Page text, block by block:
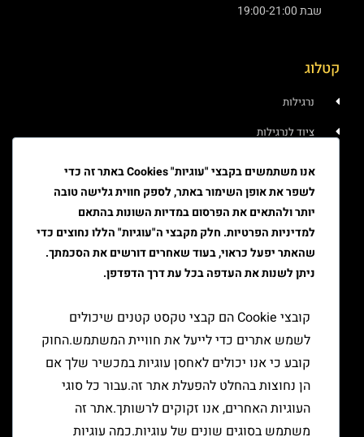
שבת 19:00-21:00
קטלוג
נרגילות
ציוד לנרגילות
טבק
ציוד למעשן
יצירת קשר
אנו משתמשים בקבצי "עוגיות" Cookies באתר זה כדי
לשפר את אופן השימור באתר, לספק חווית גלישה טובה
יותר ולהתאים את הפרסום במדיות השונות בהתאם
למדיניות הפרטיות. חלק מקבצי ה"עוגיות" הללו נחוצים כדי
שהאתר יפעל כראוי, בעוד שאחרים דורשים את הסכמתך.
ניתן לשנות את העדפה בכל עת דרך הדפדפן.
קובצי Cookie הם קבצי טקסט קטנים שיכולים
לשמש אתרים כדי לייעל את חוויית המשתמש.החוק
קובע כי אנו יכולים לאחסן עוגיות במכשיר שלך אם
הן נחוצות בהחלט להפעלת אתר זה.עבור כל סוגי
העוגיות האחרים, אנו זקוקים לרשותך.אתר זה
משתמש בסוגים שונים של עוגיות.כמה עוגיות